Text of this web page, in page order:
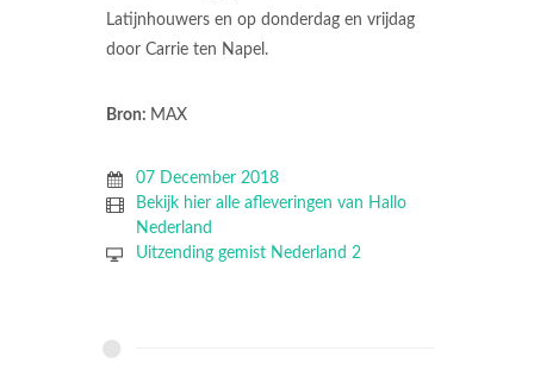
Latijnhouwers en op donderdag en vrijdag
door Carrie ten Napel.
Bron: MAX
07 December 2018
Bekijk hier alle afleveringen van Hallo
Nederland
Uitzending gemist Nederland 2